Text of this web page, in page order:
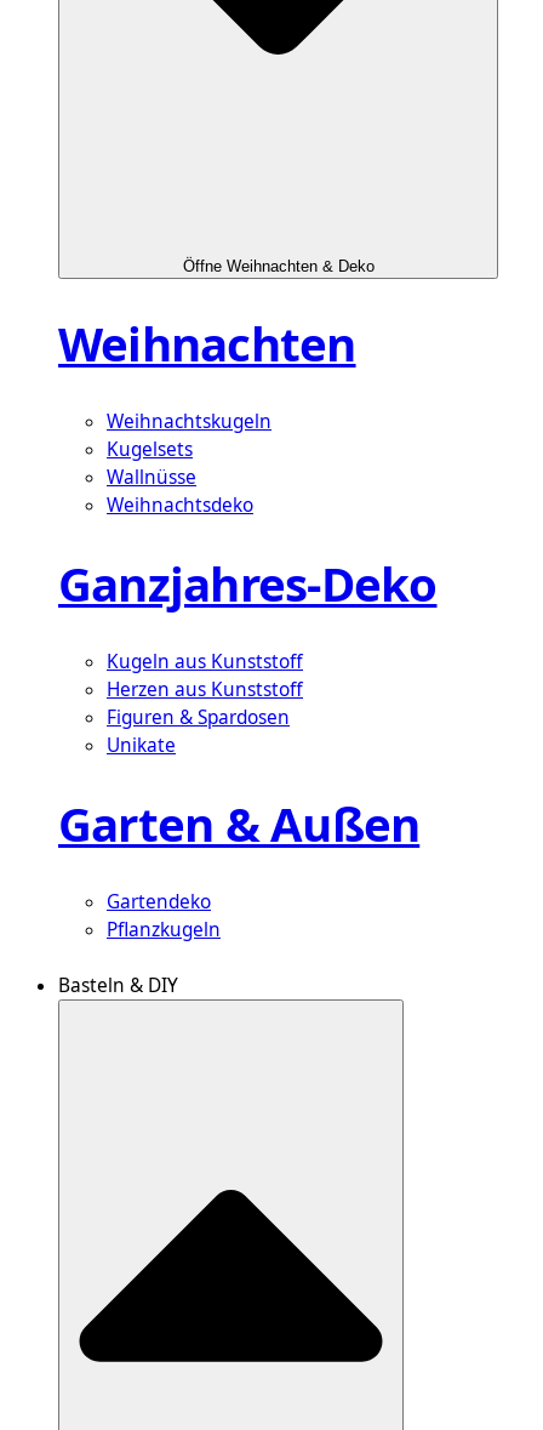
Öffne Weihnachten & Deko
Weihnachten
Weihnachtskugeln
Kugelsets
Wallnüsse
Weihnachtsdeko
Ganzjahres-Deko
Kugeln aus Kunststoff
Herzen aus Kunststoff
Figuren & Spardosen
Unikate
Garten & Außen
Gartendeko
Pflanzkugeln
Basteln & DIY